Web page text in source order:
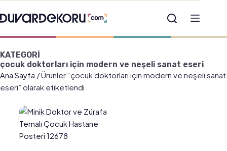
KATEGORİ
çocuk doktorları için modern ve neşeli sanat eseri
Ana Sayfa / Ürünler “çocuk doktorları için modern ve neşeli sanat
eseri” olarak etiketlendi